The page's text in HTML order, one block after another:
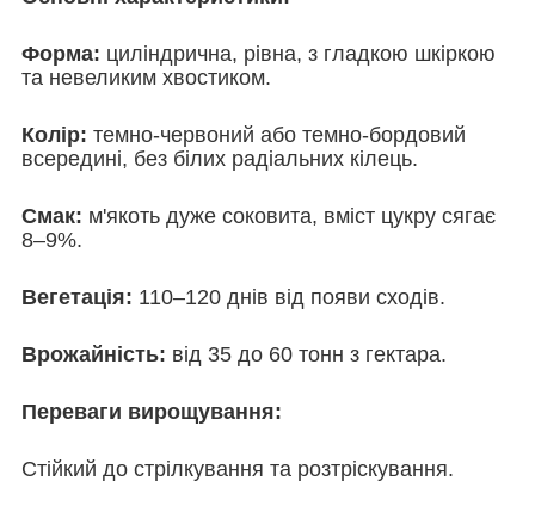
Форма: циліндрична, рівна, з гладкою шкіркою
та невеликим хвостиком.
Колір: темно-червоний або темно-бордовий
всередині, без білих радіальних кілець.
Смак: м'якоть дуже соковита, вміст цукру сягає
8–9%.
Вегетація: 110–120 днів від появи сходів.
Врожайність: від 35 до 60 тонн з гектара.
Переваги вирощування:
Стійкий до стрілкування та розтріскування.